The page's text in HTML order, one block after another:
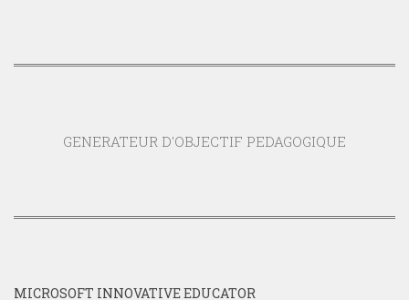
GENERATEUR D'OBJECTIF PEDAGOGIQUE
MICROSOFT INNOVATIVE EDUCATOR